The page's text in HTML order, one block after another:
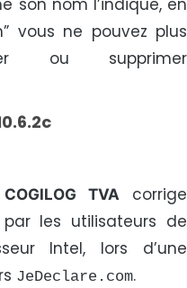
son nom l’indique, en
vous ne pouvez plus
ou supprimer
COGILOG TVAcorrige
par les utilisateurs de
Intel, lors d’une
JeDeclare.com.